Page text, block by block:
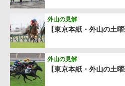
【東京本紙・外山の土
外山の見解
【東京本紙・外山の土
外山の見解